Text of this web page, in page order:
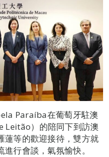
Paraíba在葡萄牙駐澳
Leitão）的陪同下到訪澳
蓮等的歡迎接待，雙方就
行會談，氣氛愉快。